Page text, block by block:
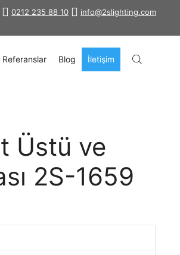
info@2slighting.com
0212 235 88 10
Referanslar Blog İletişim
Üstü ve
2S-1659